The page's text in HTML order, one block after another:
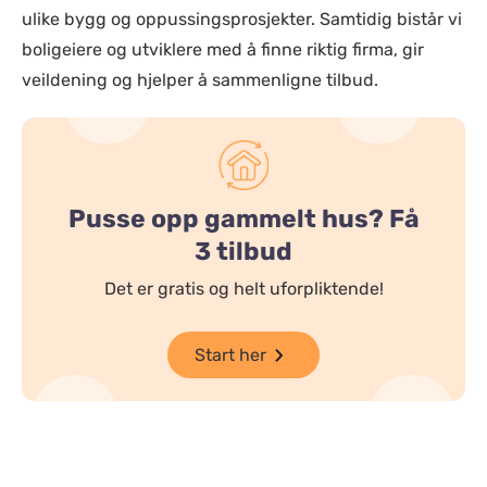
ulike bygg og oppussingsprosjekter. Samtidig bistår vi
boligeiere og utviklere med å finne riktig firma, gir
veildening og hjelper å sammenligne tilbud.
Pusse opp gammelt hus? Få
3 tilbud
Det er gratis og helt uforpliktende!
Start her